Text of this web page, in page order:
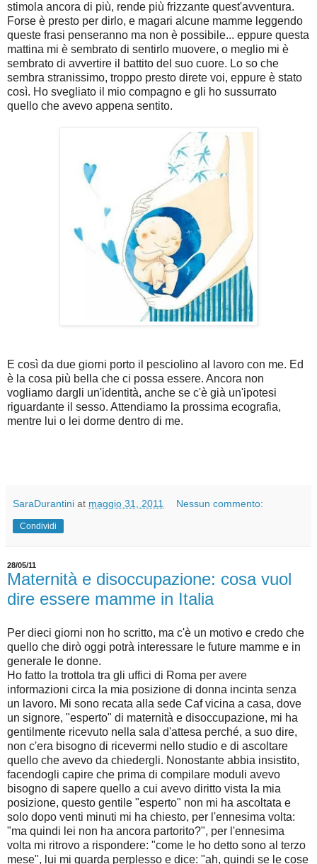
stimola ancora di più, rende più frizzante quest'avventura.
Forse è presto per dirlo, e magari alcune mamme leggendo
queste frasi penseranno ma non è possibile... eppure questa
mattina mi è sembrato di sentirlo muovere, o meglio mi è
sembrato di avvertire il battito del suo cuore. Lo so che
sembra stranissimo, troppo presto direte voi, eppure è stato
così. Ho svegliato il mio compagno e gli ho sussurrato
quello che avevo appena sentito.
E così da due giorni porto il pesciolino al lavoro con me. Ed
è la cosa più bella che ci possa essere. Ancora non
vogliamo dargli un'identità, anche se c'è già un'ipotesi
riguardante il sesso. Attendiamo la prossima ecografia,
mentre lui o lei dorme dentro di me.
SaraDurantini at maggio 31, 2011 Nessun commento:
Condividi
28/05/11
Maternità e disoccupazione: cosa vuol
dire essere mamme in Italia
Per dieci giorni non ho scritto, ma c'è un motivo e credo che
quello che dirò oggi potrà interessare le future mamme e in
generale le donne.
Ho fatto la trottola tra gli uffici di Roma per avere
informazioni circa la mia posizione di donna incinta senza
un lavoro. Mi sono recata alla sede Caf vicina a casa, dove
un signore, "esperto" di maternità e disoccupazione, mi ha
gentilmente ricevuto nella sala d'attesa perché, a suo dire,
non c'era bisogno di ricevermi nello studio e di ascoltare
quello che avevo da chiedergli. Nonostante abbia insistito,
facendogli capire che prima di compilare moduli avevo
bisogno di sapere quello a cui avevo diritto vista la mia
posizione, questo gentile "esperto" non mi ha ascoltata e
solo dopo venti minuti mi ha chiesto, per l'ennesima volta:
"ma quindi lei non ha ancora partorito?", per l'ennesima
volta mi ritrovo a rispondere: "come le ho detto sono al terzo
mese", lui mi guarda perplesso e dice: "ah, quindi se le cose